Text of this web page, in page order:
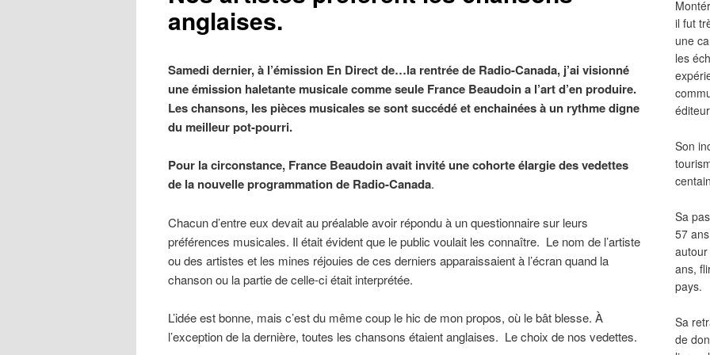
anglaises.
Samedi dernier, à l’émission En Direct de…la rentrée de Radio-Canada, j’ai visionné
une émission haletante musicale comme seule France Beaudoin a l’art d’en produire.
Les chansons, les pièces musicales se sont succédé et enchainées à un rythme digne
du meilleur pot-pourri.
Pour la circonstance, France Beaudoin avait invité une cohorte élargie des vedettes
de la nouvelle programmation de Radio-Canada.
Chacun d’entre eux devait au préalable avoir répondu à un questionnaire sur leurs
préférences musicales. Il était évident que le public voulait les connaître. Le nom de l’artiste
ou des artistes et les mines réjouies de ces derniers apparaissaient à l’écran quand la
chanson ou la partie de celle-ci était interprétée.
L’idée est bonne, mais c’est du même coup le hic de mon propos, où le bât blesse. À
l’exception de la dernière, toutes les chansons étaient anglaises. Le choix de nos vedettes.
il fut
une
les
Son
Sa
57
ans,
pays.
Sa
de